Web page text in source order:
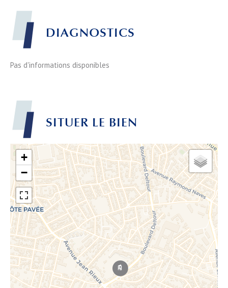
DIAGNOSTICS
Pas d'informations disponibles
SITUER LE BIEN
+
−